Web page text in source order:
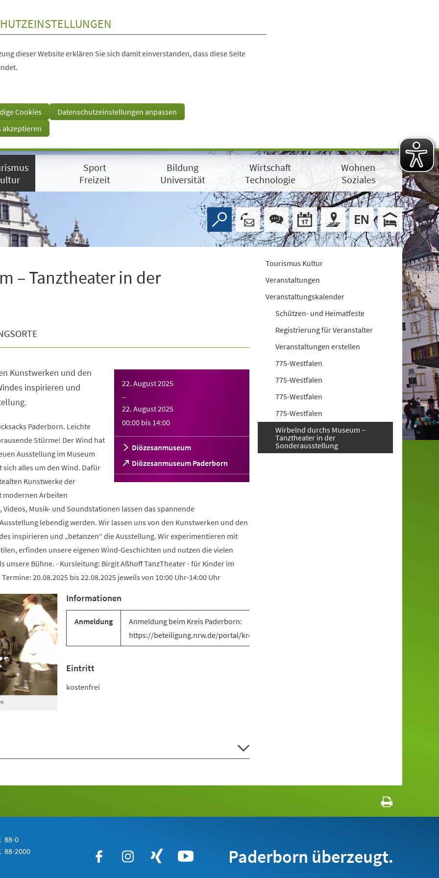
dieser Website erklären Sie sich damit einverstanden, dass diese Seite
Cookies
Datenschutzeinstellungen anpassen
akzeptieren
Sport
Freizeit
Bildung
Universität
Wirtschaft
Technologie
Wohnen
Soziales
– Tanztheater in der
22. August 2025
–
22. August 2025
00:00 bis 14:00
Diözesanmuseum
Diözesanmuseum Paderborn
(Öffnet
in
einem
Kunstwerken und den
inspirieren und
Paderborn. Leichte
Stürme! Der Wind hat
Ausstellung im Museum
sich alles um den Wind. Dafür
Kunstwerke der
modernen Arbeiten
Musik- und Soundstationen lassen das spannende
lebendig werden. Wir lassen uns von den Kunstwerken und den
inspirieren und „betanzen“ die Ausstellung. Wir experimentieren mit
erfinden unsere eigenen Wind-Geschichten und nutzen die vielen
unsere Bühne. - Kursleitung: Birgit Aßhoff TanzTheater - für Kinder im
20.08.2025 bis 22.08.2025 jeweils von 10:00 Uhr-14:00 Uhr
Informationen
Anmeldung
Anmeldung beim Kreis Paderborn:
https://beteiligung.nrw.de/portal/kreispaderborn/beteiligung/themen/1012494
Eintritt
kostenfrei
Tourismus Kultur
Veranstaltungen
Veranstaltungskalender
Schützen- und Heimatfeste
Registrierung für Veranstalter
Veranstaltungen erstellen
775-Westfalen
775-Westfalen
775-Westfalen
775-Westfalen
Wirbelnd durchs Museum –
Tanztheater in der
Sonderausstellung
88-0
88-2000 Paderborn überzeugt.